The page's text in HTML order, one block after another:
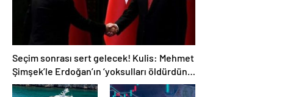
Seçim sonrası sert gelecek! Kulis: Mehmet
Şimşek’le Erdoğan’ın ‘yoksulları öldürdün’
tartışması